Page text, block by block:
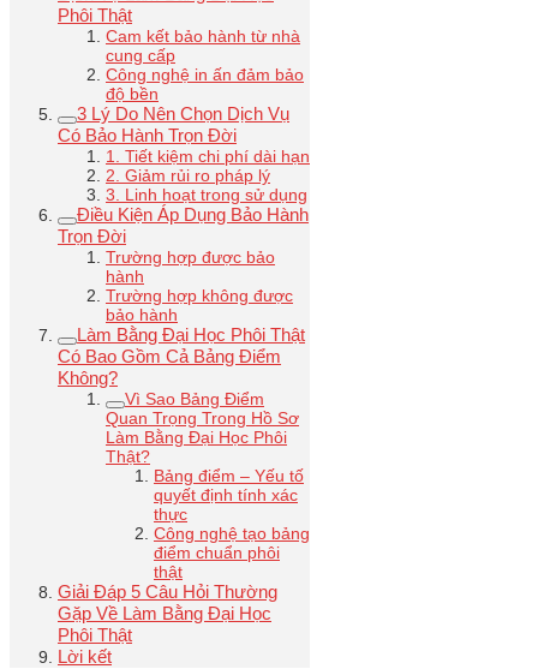
Phôi Thật
Cam kết bảo hành từ nhà
cung cấp
Công nghệ in ấn đảm bảo
độ bền
3 Lý Do Nên Chọn Dịch Vụ
Có Bảo Hành Trọn Đời
1. Tiết kiệm chi phí dài hạn
2. Giảm rủi ro pháp lý
3. Linh hoạt trong sử dụng
Điều Kiện Áp Dụng Bảo Hành
Trọn Đời
Trường hợp được bảo
hành
Trường hợp không được
bảo hành
Làm Bằng Đại Học Phôi Thật
Có Bao Gồm Cả Bảng Điểm
Không?
Vì Sao Bảng Điểm
Quan Trọng Trong Hồ Sơ
Làm Bằng Đại Học Phôi
Thật?
Bảng điểm – Yếu tố
quyết định tính xác
thực
Công nghệ tạo bảng
điểm chuẩn phôi
thật
Giải Đáp 5 Câu Hỏi Thường
Gặp Về Làm Bằng Đại Học
Phôi Thật
Lời kết